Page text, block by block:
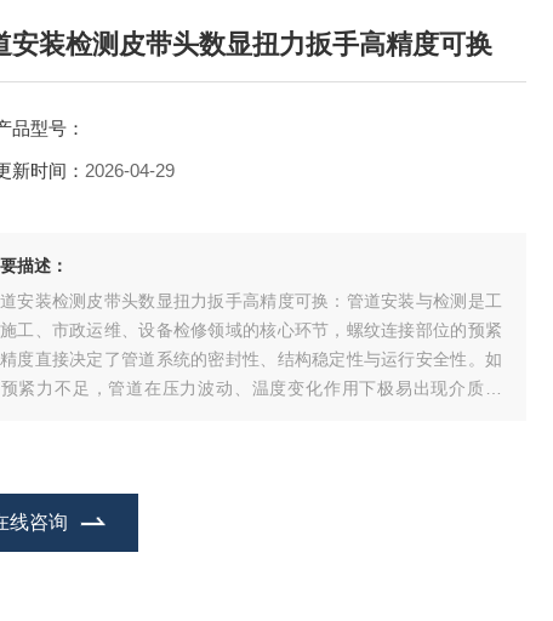
安装检测皮带头数显扭力扳手高精度可换
品型号：
新时间： 2026-04-29
描述：
安装检测皮带头数显扭力扳手高精度可换：管道安装与检测是工
工、市政运维、设备检修领域的核心环节，螺纹连接部位的预紧
度直接决定了管道系统的密封性、结构稳定性与运行安全性。如
紧力不足，管道在压力波动、温度变化作用下极易出现介质泄
线咨询